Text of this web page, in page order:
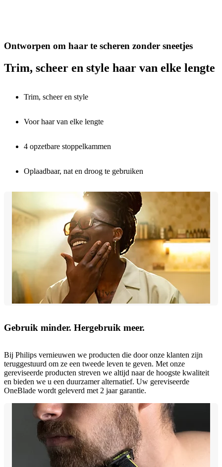
Ontworpen om haar te scheren zonder sneetjes
Trim, scheer en style haar van elke lengte
Trim, scheer en style
Voor haar van elke lengte
4 opzetbare stoppelkammen
Oplaadbaar, nat en droog te gebruiken
Gebruik minder. Hergebruik meer.
Bij Philips vernieuwen we producten die door onze klanten zijn
teruggestuurd om ze een tweede leven te geven. Met onze
gereviseerde producten streven we altijd naar de hoogste kwaliteit
en bieden we u een duurzamer alternatief. Uw gereviseerde
OneBlade wordt geleverd met 2 jaar garantie.